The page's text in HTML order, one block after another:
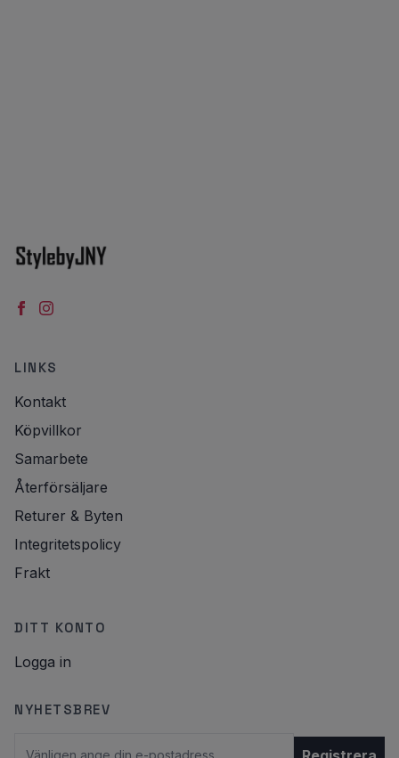
LINKS
Kontakt
Köpvillkor
Samarbete
Återförsäljare
Returer & Byten
Integritetspolicy
Frakt
DITT KONTO
Logga in
NYHETSBREV